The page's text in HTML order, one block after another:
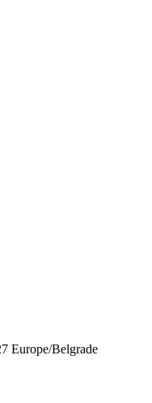
Europe/Belgrade